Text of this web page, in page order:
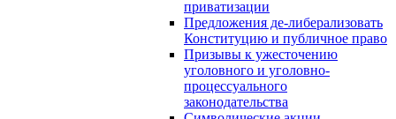
приватизации
Предложения де-либерализовать
Конституцию и публичное право
Призывы к ужесточению
уголовного и уголовно-
процессуального
законодательства